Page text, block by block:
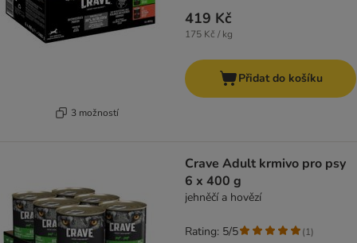
3 možností
419 Kč
175 Kč / kg
Přidat do košíku
Crave Adult krmivo pro psy
6 x 400 g
jehněčí a hovězí
Rating: 5/5 (1)